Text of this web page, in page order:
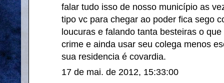
falar tudo isso de nosso município as
tipo vc para chegar ao poder fica sego
loucuras e falando tanta besteiras o
crime e ainda usar seu colega menos
sua residencia é covardia.
17 de mai. de 2012, 15:33:00